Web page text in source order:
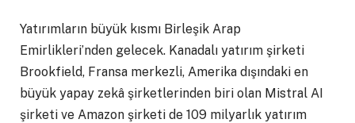
Yatırımların büyük kısmı Birleşik Arap
Emirlikleri’nden gelecek. Kanadalı yatırım şirketi
Brookfield, Fransa merkezli, Amerika dışındaki en
büyük yapay zekâ şirketlerinden biri olan Mistral AI
şirketi ve Amazon şirketi de 109 milyarlık yatırım